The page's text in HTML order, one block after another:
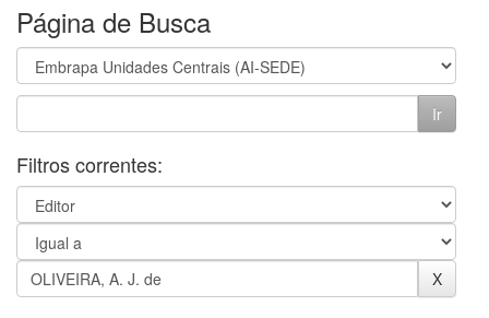
Página de Busca
Filtros correntes: